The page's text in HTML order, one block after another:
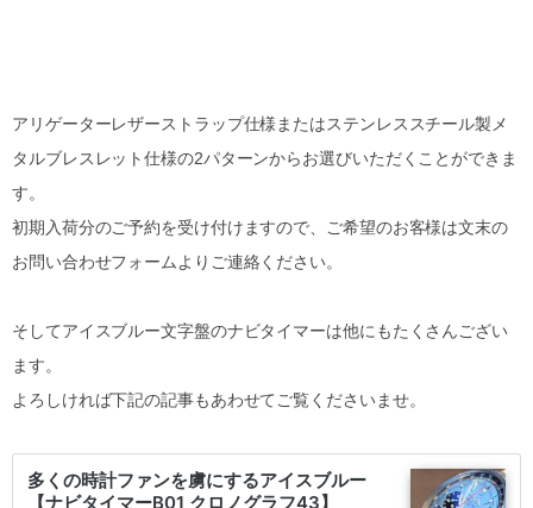
アリゲーターレザーストラップ仕様またはステンレススチール製メ
タルブレスレット仕様の2パターンからお選びいただくことができま
す。
初期入荷分のご予約を受け付けますので、ご希望のお客様は文末の
お問い合わせフォームよりご連絡ください。
そしてアイスブルー文字盤のナビタイマーは他にもたくさんござい
ます。
よろしければ下記の記事もあわせてご覧くださいませ。